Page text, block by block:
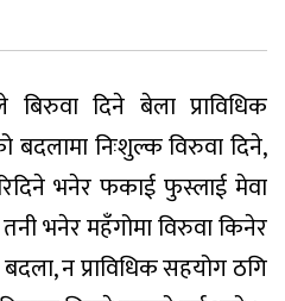
बिरुवा दिने बेला प्राविधिक
बदलामा निःशुल्क विरुवा दिने,
भनेर फकाई फुस्लाई मेवा
तनी भनेर महँगोमा विरुवा किनेर
न प्राविधिक सहयोग ठगि